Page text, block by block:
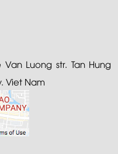
Luong str. Tan Hung
Viet Nam